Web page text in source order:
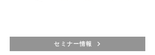
セミナー情報